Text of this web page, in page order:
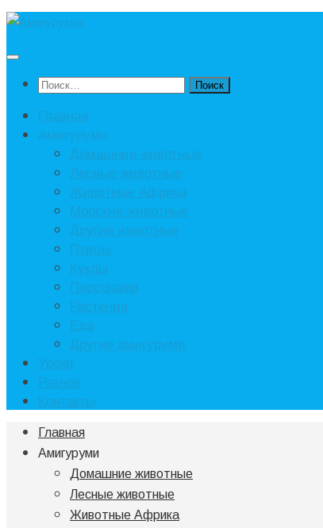
Под
Найти:
Главная
Амигуруми
Домашние животные
Лесные животные
Животные Африка
Морские животные
Другие животные
Птицы
Куклы
Персонажи
Растения
Еда
Другие амигуруми
Уроки
Разное
Контакты
Главная
Амигуруми
Домашние животные
Лесные животные
Животные Африка